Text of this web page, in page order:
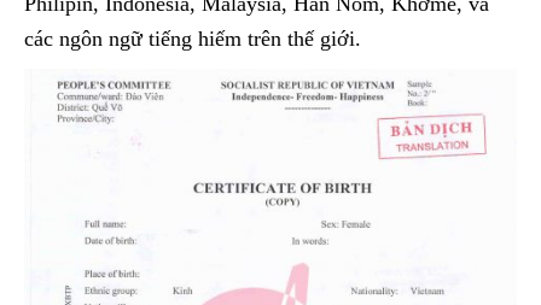
các ngôn ngữ tiếng hiếm trên thế giới.